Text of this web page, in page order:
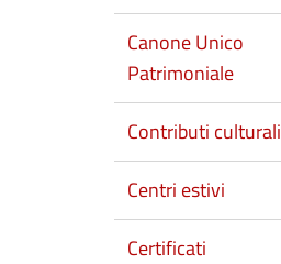
Canone Unico
Patrimoniale
Contributi culturali
Centri estivi
Certificati